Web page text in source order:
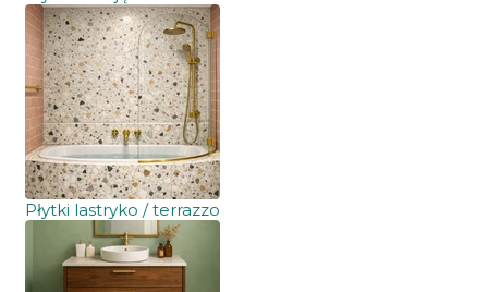
Płytki lastryko / terrazzo